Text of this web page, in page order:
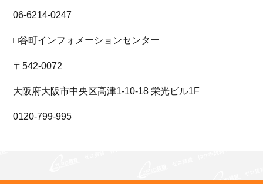
06-6214-0247
□谷町インフォメーションセンター
〒542-0072
大阪府大阪市中央区高津1-10-18 栄光ビル1F
0120-799-995